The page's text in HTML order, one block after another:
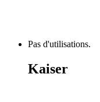
Pas d'utilisations.
Kaiser